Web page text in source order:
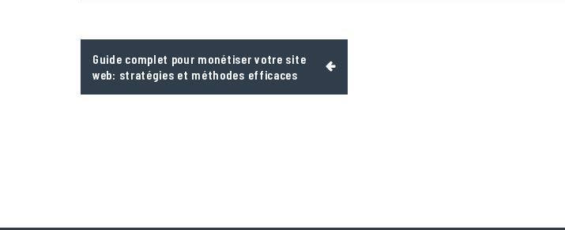
Navigation
de
l’article
Guide complet pour monétiser votre site
web: stratégies et méthodes efficaces